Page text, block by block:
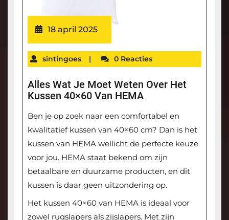
18 april 2025
sintingoes | 0 Reacties
Alles Wat Je Moet Weten Over Het
Kussen 40×60 Van HEMA
Ben je op zoek naar een comfortabel en
kwalitatief kussen van 40×60 cm? Dan is het
kussen van HEMA wellicht de perfecte keuze
voor jou. HEMA staat bekend om zijn
betaalbare en duurzame producten, en dit
kussen is daar geen uitzondering op.
Het kussen 40×60 van HEMA is ideaal voor
zowel rugslapers als zijslapers. Met zijn